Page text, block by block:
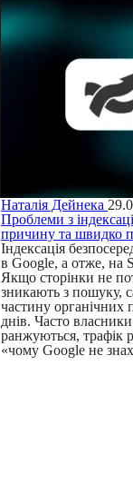
Наталія Дейнека
Проблеми з
причину та швидко
Індексація
в Google, а отже, на
Якщо сторінки не
зникають з пошуку,
частину органічних
днів. Часто
ранжуються, трафік
«чому Google не